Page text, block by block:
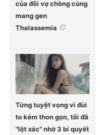
của đôi vợ chồng cùng
mang gen
Thalassemia
Từng tuyệt vọng vì đùi
to kém thon gọn, tôi đã
"lột xác" nhờ 3 bí quyết